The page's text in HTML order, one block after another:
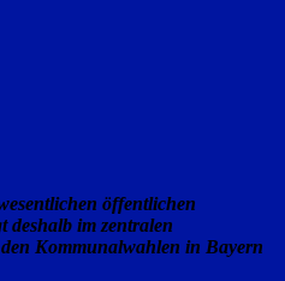
öffentlichen
im zentralen
Kommunalwahlen in Bayern